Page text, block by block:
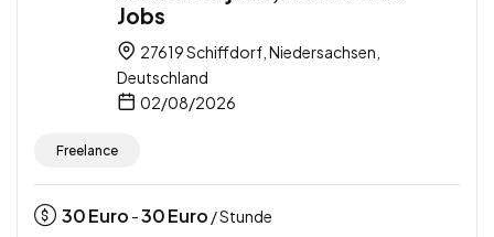
Jobs
27619 Schiffdorf, Niedersachsen,
Deutschland
02/08/2026
Freelance
30Euro -30Euro / Stunde